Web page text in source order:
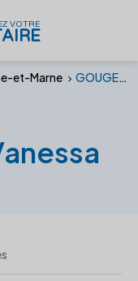
VOTRE
et-Marne GOUGEARD Vanessa